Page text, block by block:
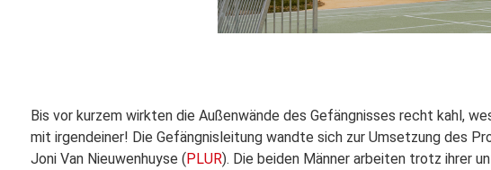
Bis vor kurzem wirkten die Außenwände des Gefängnisses recht kahl,
mit irgendeiner! Die Gefängnisleitung wandte sich zur Umsetzung des
Joni Van Nieuwenhuyse ( PLUR). Die beiden Männer arbeiten trotz ihrer